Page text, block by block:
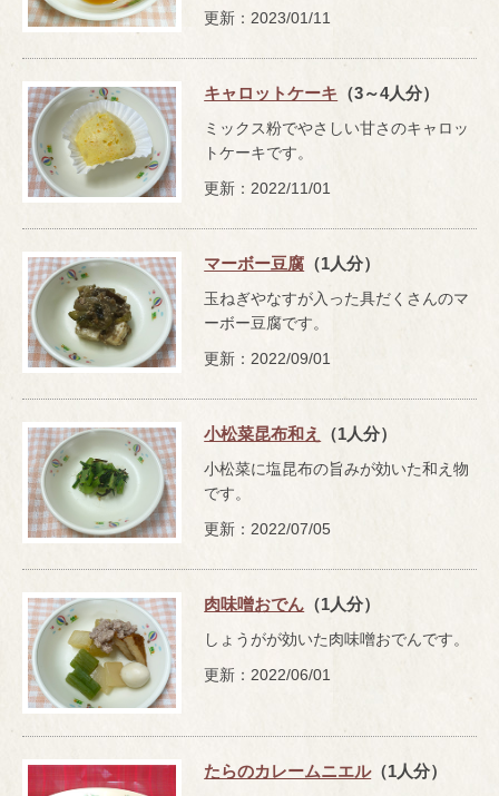
更新：2023/01/11
キャロットケーキ （3～4人分）
ミックス粉でやさしい甘さのキャロッ
トケーキです。
更新：2022/11/01
マーボー豆腐 （1人分）
玉ねぎやなすが入った具だくさんのマ
ーボー豆腐です。
更新：2022/09/01
小松菜昆布和え （1人分）
小松菜に塩昆布の旨みが効いた和え物
です。
更新：2022/07/05
肉味噌おでん （1人分）
しょうがが効いた肉味噌おでんです。
更新：2022/06/01
たらのカレームニエル（1人分）